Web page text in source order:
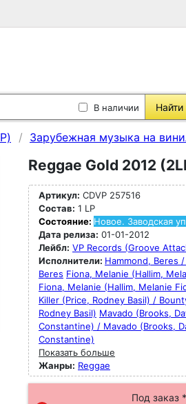
В наличии Найти
Зарубежная музыка на
Reggae Gold 2012
Артикул: CDVP 257516
Состав: 1 LP
Состояние: Новое. Заводская
Дата релиза: 01-01-2012
Лейбл: VP Records (Groove
Исполнители: Hammond, Beres
Beres Fiona, Melanie (Hallim,
Fiona, Melanie (Hallim, Melanie
Killer (Price, Rodney Basil) /
Rodney Basil) Mavado (Brooks,
Constantine) / Mavado (Brooks,
Constantine)
Показать больше
Жанры: Reggae
Под заказ *